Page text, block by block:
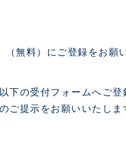
無料）にご登録をお願
下の受付フォームへご
ご提示をお願いいたしま